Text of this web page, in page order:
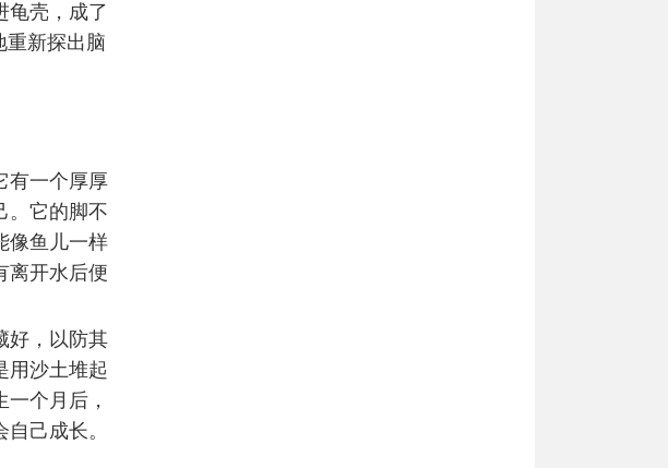
龟壳，成了
重新探出脑
有一个厚厚
。它的脚不
像鱼儿一样
离开水后便
好，以防其
用沙土堆起
个月后，
己成长。